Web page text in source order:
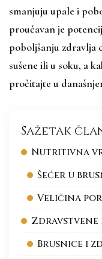
smanjuju upale i
proučavan je
poboljšanju zdravlja
sušene ili u soku, a
pročitajte u
Sažetak
Nutritivna
Šećer u
Veličina
Brusnice i